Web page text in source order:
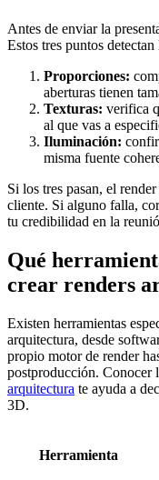
Antes de enviar la
Estos tres puntos
Proporciones:
aberturas tienen
Texturas: verifica
al que vas a
Iluminación:
misma fuente
Si los tres pasan, el
cliente. Si alguno falla,
tu credibilidad en la
Qué
crear renders
Existen herramientas
arquitectura, desde
propio motor de render
postproducción. Conocer
arquitectura te ayuda a
3D.
Herramienta